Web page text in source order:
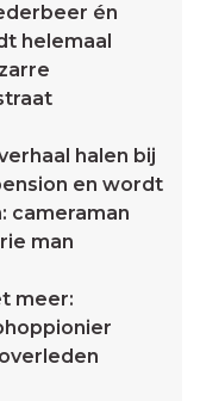
én
helemaal
halen bij
en wordt
cameraman
man
meer: